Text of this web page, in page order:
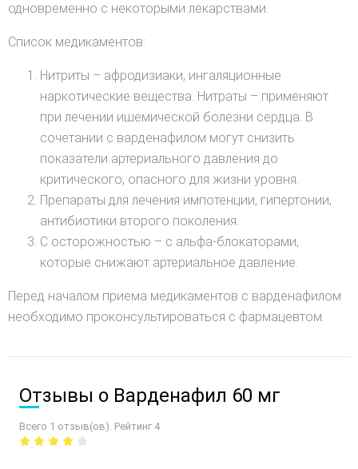
одновременно с некоторыми лекарствами.
Список медикаментов:
Нитриты – афродизиаки, ингаляционные
наркотические вещества. Нитраты – применяют
при лечении ишемической болезни сердца. В
сочетании с варденафилом могут снизить
показатели артериального давления до
критического, опасного для жизни уровня.
Препараты для лечения импотенции, гипертонии,
антибиотики второго поколения.
С осторожностью – с альфа-блокаторами,
которые снижают артериальное давление.
Перед началом приема медикаментов с варденафилом
необходимо проконсультироваться с фармацевтом.
Отзывы о Варденафил 60 мг
Всего 1 отзыв(ов). Рейтинг 4